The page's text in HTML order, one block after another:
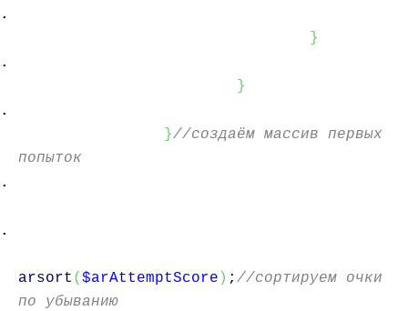
}
}
}//создаём массив первых
попыток
arsort ( $arAttemptScore ) ; //сортируем очки
по убыванию